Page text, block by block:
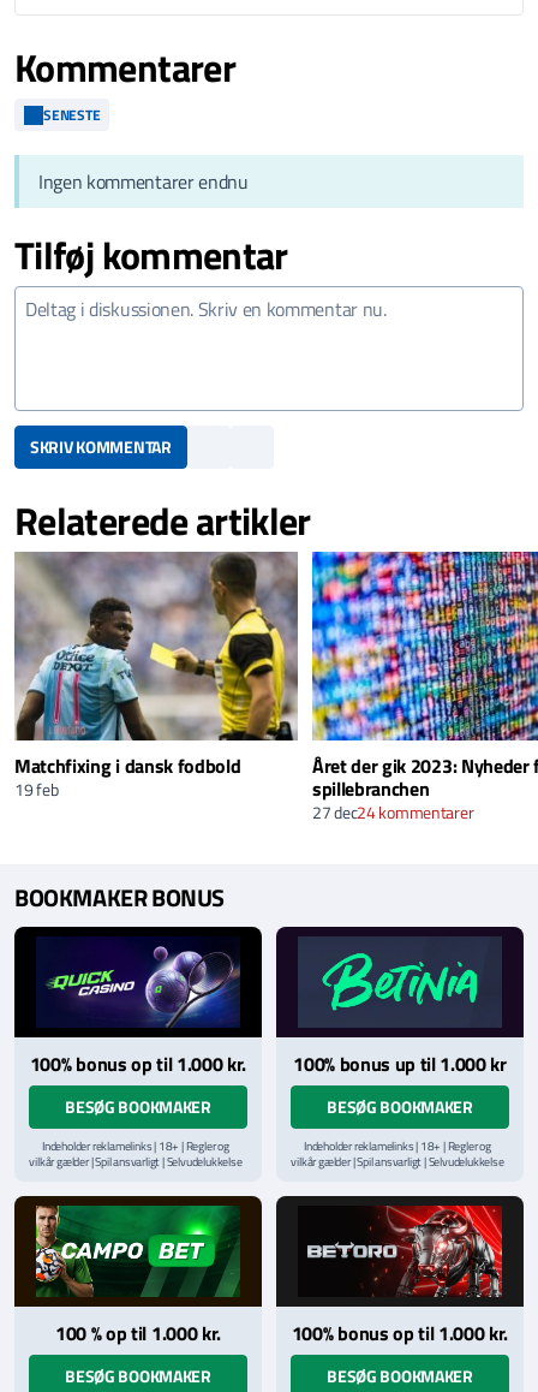
Kommentarer
SENESTE
Ingen kommentarer endnu
Tilføj kommentar
SKRIV KOMMENTAR
Relaterede artikler
Matchfixing i dansk fodbold
19 feb
Året der gik 2023: Nyheder
spillebranchen
27 dec24 kommentarer
BOOKMAKER BONUS
100% bonus op til 1.000 kr.
BESØG BOOKMAKER
Indeholder reklamelinks | 18+ | Regler og
vilkår gælder | Spil ansvarligt | Selvudelukkelse
hjælpelinje påStopSpillet.dk
Læs vilkår og betingelserher
100% bonus up til 1.000 kr
BESØG BOOKMAKER
Indeholder reklamelinks | 18+ | Regler og
vilkår gælder | Spil ansvarligt | Selvudelukkelse
hjælpelinje påStopSpillet.dk
Læs vilkår og betingelserher
100 % op til 1.000 kr.
BESØG BOOKMAKER
100% bonus op til 1.000 kr.
BESØG BOOKMAKER